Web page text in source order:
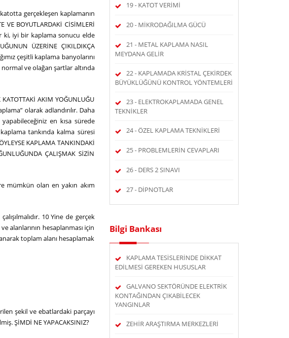
gerçekleşen kaplamanın
BOYUTLARDAKİ CİSİMLERİ
ki, iyi bir kaplama sonucu elde
ÜZERİNE ÇIKILDIKÇA
çeşitli kaplama banyolarını
ve olağan şartlar altında
AKIM YOĞUNLUĞU
olarak adlandırılır. Daha
en kısa sürede
tankında kalma süresi
KAPLAMA TANKINDAKİ
ÇALIŞMAK SİZİN
mümkün olan en yakın akım
10 Yine de gerçek
alanlarının hesaplanması için
toplam alanı hesaplamak
şekil ve ebatlardaki parçayı
ŞİMDİ NE YAPACAKSINIZ?
19 - KATOT VERİMİ
20 - MİKRODAĞILMA GÜCÜ
21 - METAL KAPLAMA NASIL
MEYDANA GELİR
22 - KAPLAMADA KRİSTAL ÇEKİRDEK
BÜYÜKLÜĞÜNÜ KONTROL YÖNTEMLERİ
23 - ELEKTROKAPLAMADA GENEL
TEKNİKLER
24 - ÖZEL KAPLAMA TEKNİKLERİ
25 - PROBLEMLERİN CEVAPLARI
26 - DERS 2 SINAVI
27 - DİPNOTLAR
Bilgi Bankası
KAPLAMA TESİSLERİNDE DİKKAT
EDİLMESİ GEREKEN HUSUSLAR
GALVANO SEKTÖRÜNDE ELEKTRİK
KONTAĞINDAN ÇIKABİLECEK
YANGINLAR
ZEHİR ARAŞTIRMA MERKEZLERİ